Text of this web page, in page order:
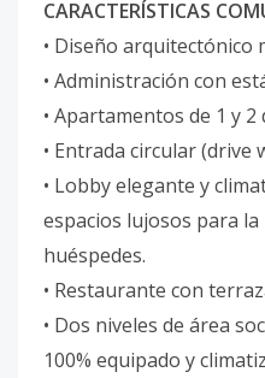
CARACTERÍSTICAS
• Diseño arquitectónico
• Administración con
• Apartamentos de 1 y
• Entrada circular (drive
• Lobby elegante y
espacios lujosos para la
huéspedes.
• Restaurante con
• Dos niveles de área
100% equipado y